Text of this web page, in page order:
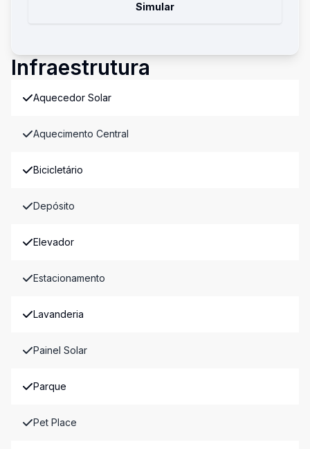
Simular
Infraestrutura
Aquecedor Solar
Aquecimento Central
Bicicletário
Depósito
Elevador
Estacionamento
Lavanderia
Painel Solar
Parque
Pet Place